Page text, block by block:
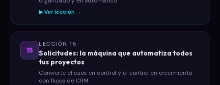
▶ Ver lección →
15
LECCIÓN 15
Solicitudes: la máquina que automatiza todos
tus proyectos
Convierte el caos en control y el control en crecimiento
con flujos de CRM